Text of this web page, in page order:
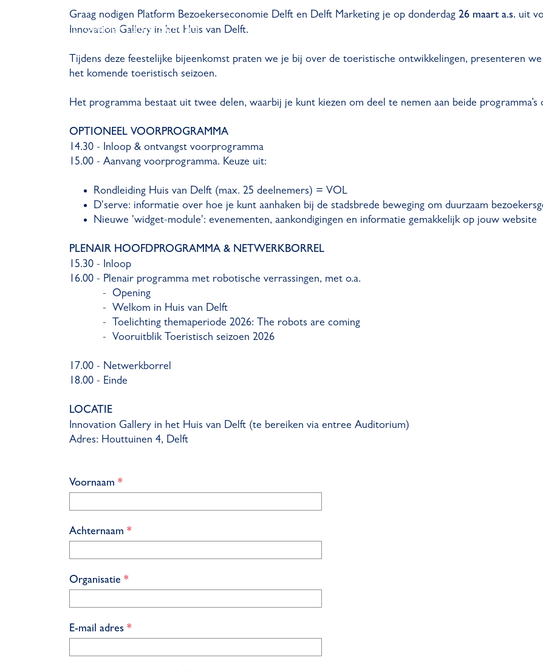
Delft Convention Bureau
Graag nodigen Platform Bezoekerseconomie Delft en Delft Marketing je op donderdag 26 maart a.s. uit
Innovation Gallery in het Huis van Delft.
Tijdens deze feestelijke bijeenkomst praten we je bij over de toeristische ontwikkelingen, presenteren
het komende toeristisch seizoen.
Het programma bestaat uit twee delen, waarbij je kunt kiezen om deel te nemen aan beide
OPTIONEEL VOORPROGRAMMA
14.30 - Inloop & ontvangst voorprogramma
15.00 - Aanvang voorprogramma. Keuze uit:
Rondleiding Huis van Delft (max. 25 deelnemers) = VOL
D'serve: informatie over hoe je kunt aanhaken bij de stadsbrede beweging om duurzaam
Nieuwe 'widget-module': evenementen, aankondigingen en informatie gemakkelijk op jouw website
PLENAIR HOOFDPROGRAMMA & NETWERKBORREL
15.30 - Inloop
16.00 - Plenair programma met robotische verrassingen, met o.a.
- Opening
- Welkom in Huis van Delft
- Toelichting themaperiode 2026: The robots are coming
- Vooruitblik Toeristisch seizoen 2026
17.00 - Netwerkborrel
18.00 - Einde
LOCATIE
Innovation Gallery in het Huis van Delft (te bereiken via entree Auditorium)
Adres: Houttuinen 4, Delft
Voornaam *v
r
p
l
i
Achternaam *v
r
l
i
Organisatie *v
r
p
l
i
E-mail adres *v
r